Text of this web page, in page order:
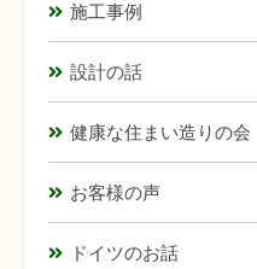
施工事例
設計の話
健康な住まい造りの会
お客様の声
ドイツのお話